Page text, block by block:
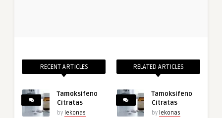
RECENT ARTICLES
Tamoksifeno
Citratas
by lekonas
RELATED ARTICLES
Tamoksifeno
Citratas
by lekonas